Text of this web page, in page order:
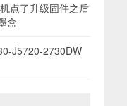
点了升级固件之后
盒
J5720-2730DW